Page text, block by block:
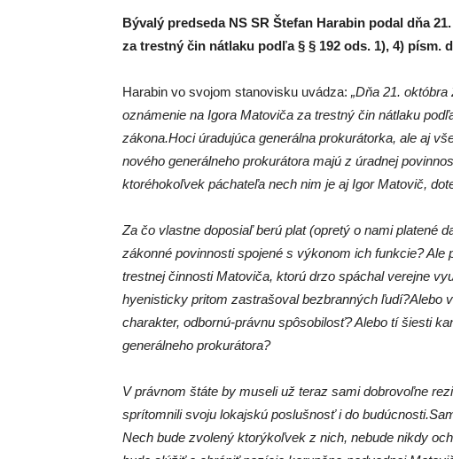
Bývalý predseda NS SR Štefan Harabin podal dňa
za trestný čin nátlaku podľa § § 192 ods. 1), 4) písm.
Harabin vo svojom stanovisku uvádza: „Dňa 21.
oznámenie na Igora Matoviča za trestný čin nátlaku
zákona.Hoci úradujúca generálna prokurátorka, ale aj
nového generálneho prokurátora majú z úradnej
ktoréhokoľvek páchateľa nech nim je aj Igor Matovič,
Za čo vlastne doposiaľ berú plat (opretý o nami platené
zákonné povinnosti spojené s výkonom ich funkcie? Ale
trestnej činnosti Matoviča, ktorú drzo spáchal verejne
hyenisticky pritom zastrašoval bezbranných ľudí?Alebo
charakter, odbornú-právnu spôsobilosť? Alebo tí šiesti
generálneho prokurátora?
V právnom štáte by museli už teraz sami dobrovoľne
sprítomnili svoju lokajskú poslušnosť i do
Nech bude zvolený ktorýkoľvek z nich, nebude nikdy